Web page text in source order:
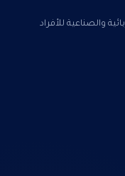
والصناعية للأفراد